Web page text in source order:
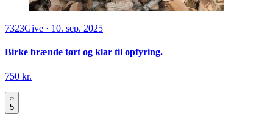
7323Give · 10. sep. 2025
Birke brænde tørt og klar til opfyring.
750 kr.
5